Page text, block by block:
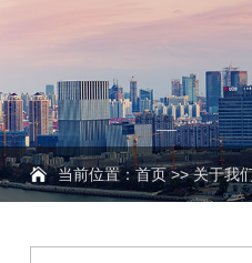
当前位置：首页>>关于我